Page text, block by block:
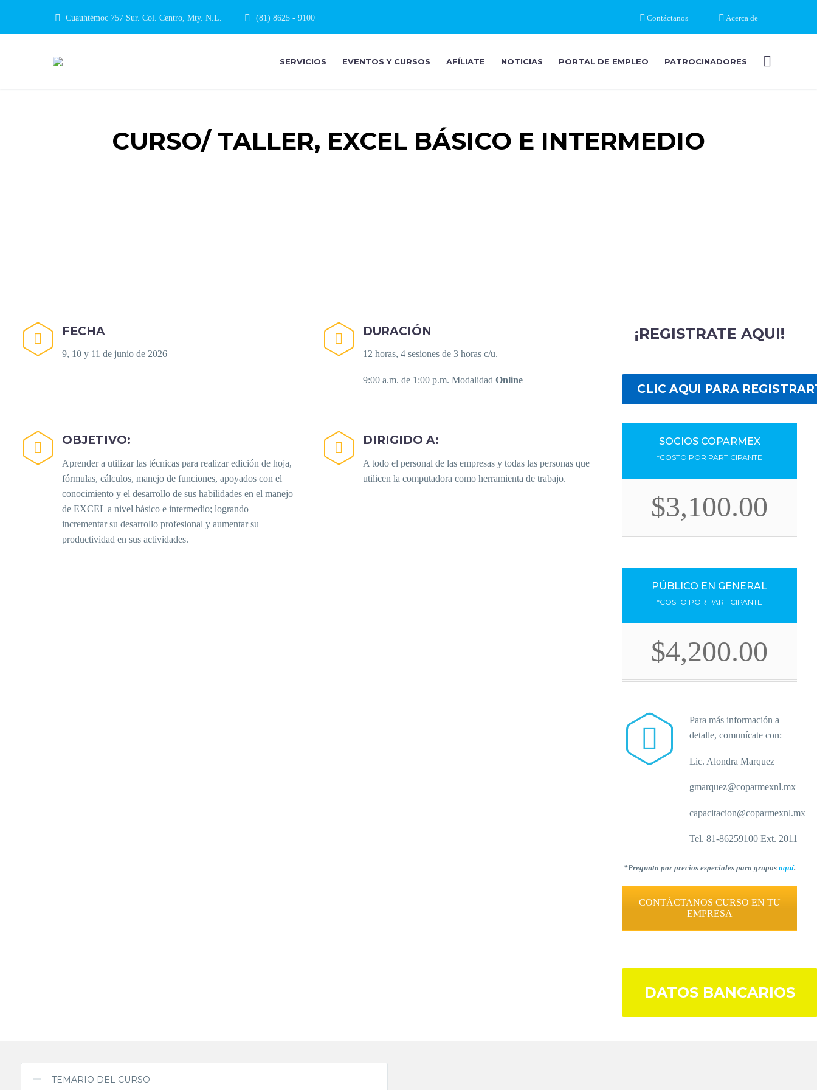
Cuauhtémoc 757 Sur. Col. Centro, Mty. N.L. (81) 8625 - 9100 Contáctanos Acerca de
SERVICIOS EVENTOS Y CURSOS AFÍLIATE NOTICIAS PORTAL DE EMPLEO PATROCINADORES
CURSO/ TALLER, EXCEL BÁSICO E INTERMEDIO

 FECHA
9, 10 y 11 de junio de 2026

 DURACIÓN
12 horas, 4 sesiones de 3 horas c/u.
9:00 a.m. de 1:00 p.m. Modalidad Online

 OBJETIVO:
Aprender a utilizar las técnicas para realizar edición de hoja,
fórmulas, cálculos, manejo de funciones, apoyados con el
conocimiento y el desarrollo de sus habilidades en el manejo
de EXCEL a nivel básico e intermedio; logrando
incrementar su desarrollo profesional y aumentar su
productividad en sus actividades.

 DIRIGIDO A:
A todo el personal de las empresas y todas las personas que
utilicen la computadora como herramienta de trabajo.
¡REGISTRATE AQUI!
CLIC AQUI PARA
SOCIOS COPARMEX
*COSTO POR PARTICIPANTE
$3,100.00
PÚBLICO EN GENERAL
*COSTO POR PARTICIPANTE
$4,200.00


Para más información a
detalle, comunícate con:
Lic. Alondra Marquez
gmarquez@coparmexnl.mx
capacitacion@coparmexnl.mx
Tel. 81-86259100 Ext. 2011
*Pregunta por precios especiales para grupos aquí.
CONTÁCTANOS CURSO EN TU
EMPRESA
DATOS BANCARIOS
TEMARIO DEL CURSO